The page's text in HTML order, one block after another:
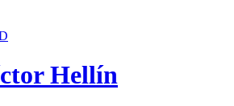
Hellín